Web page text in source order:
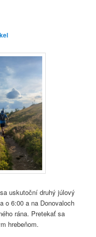
uskutoční druhý júlový
o 6:00 a na Donovaloch
rána. Pretekať sa
hrebeňom.